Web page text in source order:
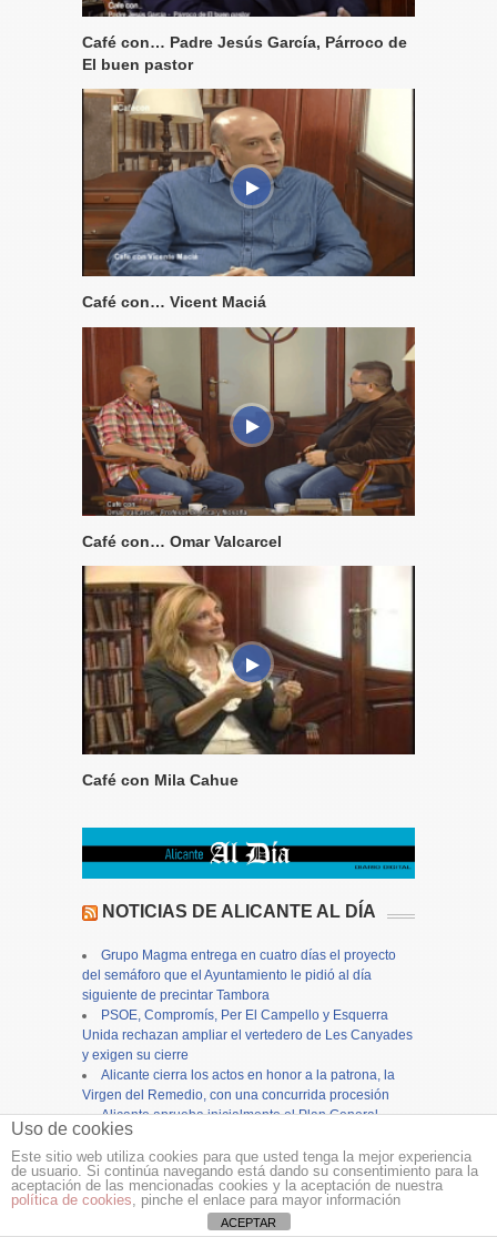
Café con… Padre Jesús García, Párroco de
El buen pastor
Café con… Vicent Maciá
Café con… Omar Valcarcel
Café con Mila Cahue
NOTICIAS DE ALICANTE AL DÍA
Grupo Magma entrega en cuatro días el proyecto
del semáforo que el Ayuntamiento le pidió al día
siguiente de precintar Tambora
PSOE, Compromís, Per El Campello y Esquerra
Unida rechazan ampliar el vertedero de Les Canyades
y exigen su cierre
Alicante cierra los actos en honor a la patrona, la
Virgen del Remedio, con una concurrida procesión
Alicante aprueba inicialmente el Plan General
Estructural e inicia su tramitación autonómica
Finestrat se prepara para la celebración de sus
Fiestas Patronales de agosto con la presentación del
Libro de Fiestas
La provincia de Alicante cierra julio con una tasa de
Uso de cookies
Este sitio web utiliza cookies para que usted tenga la mejor experiencia
de usuario. Si continúa navegando está dando su consentimiento para la
aceptación de las mencionadas cookies y la aceptación de nuestra
política de cookies, pinche el enlace para mayor información
ACEPTAR